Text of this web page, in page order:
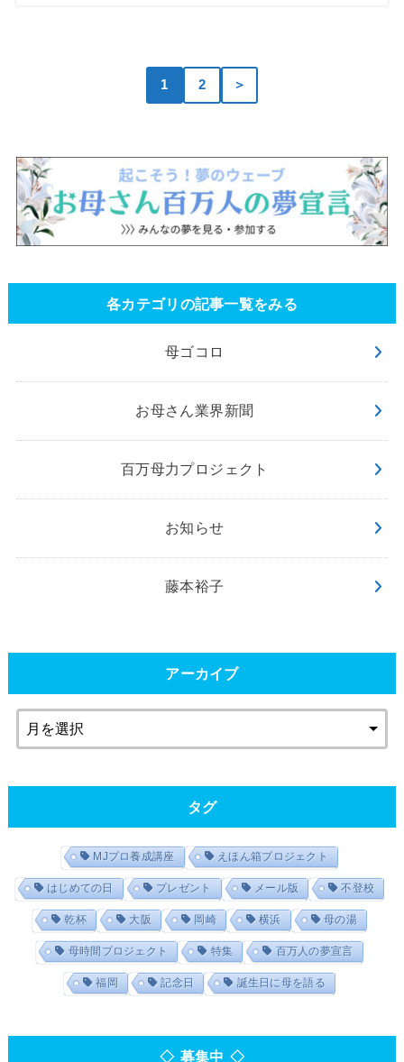
1 2 ＞
各カテゴリの記事一覧をみる
母ゴコロ
お母さん業界新聞
百万母力プロジェクト
お知らせ
藤本裕子
アーカイブ
タグ
MJプロ養成講座 えほん箱プロジェクト
はじめての日 プレゼント メール版 不登校
乾杯 大阪 岡崎 横浜 母の湯
母時間プロジェクト 特集 百万人の夢宣言
福岡 記念日 誕生日に母を語る
◇ 募集中 ◇